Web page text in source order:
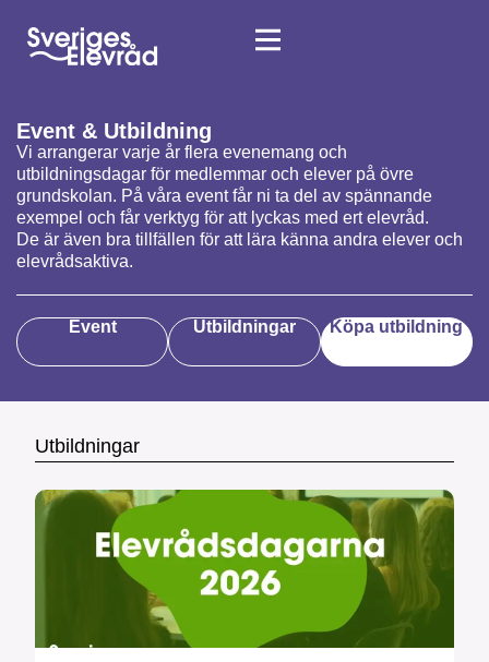
Event & Utbildning
Vi arrangerar varje år flera evenemang och
utbildningsdagar för medlemmar och elever på övre
grundskolan. På våra event får ni ta del av spännande
exempel och får verktyg för att lyckas med ert elevråd.
De är även bra tillfällen för att lära känna andra elever och
elevrådsaktiva.
Event Utbildningar Köpa utbildning
Utbildningar